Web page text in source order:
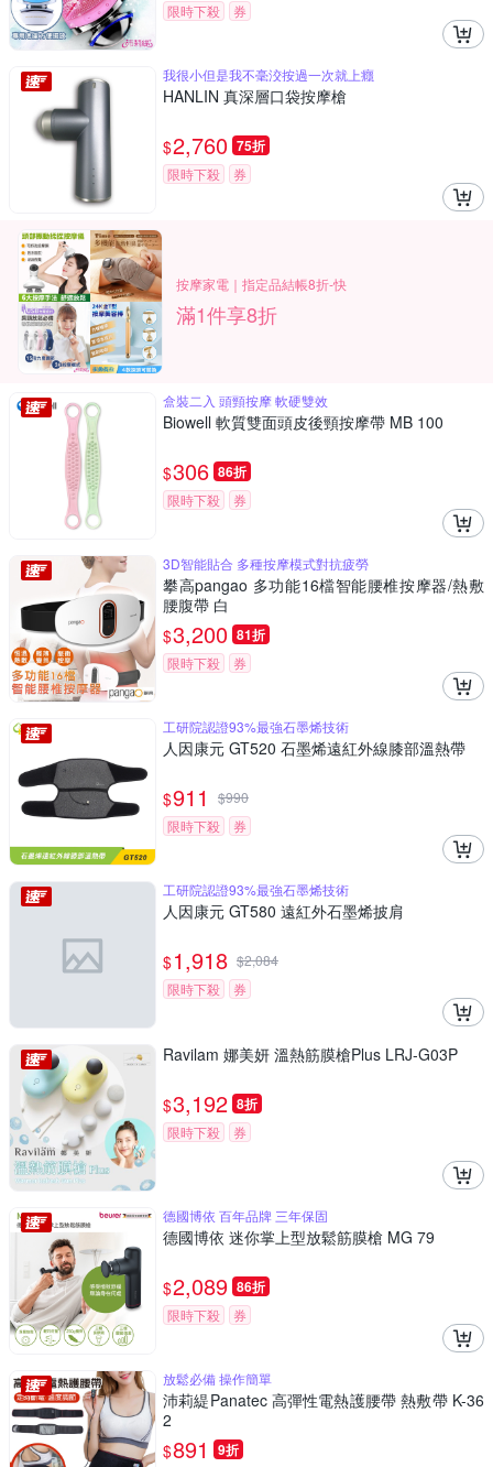
限時下殺
券
我很小但是我不毫洨按過一次就上癮
HANLIN 真深層口袋按摩槍
$2,760 75折
限時下殺 券
按摩家電｜指定品結帳8折-快
滿1件享8折
盒裝二入 頭頸按摩 軟硬雙效
Biowell 軟質雙面頭皮後頸按摩帶 MB 100
$306 86折
限時下殺 券
3D智能貼合 多種按摩模式對抗疲勞
攀高pangao 多功能16檔智能腰椎按摩器/熱敷
腰腹帶 白
$3,200 81折
限時下殺 券
工研院認證93%最強石墨烯技術
人因康元 GT520 石墨烯遠紅外線膝部溫熱帶
$911 $990
限時下殺
券
工研院認證93%最強石墨烯技術
人因康元 GT580 遠紅外石墨烯披肩
$1,918 $2,084
限時下殺
券
Ravilam 娜美妍 溫熱筋膜槍Plus LRJ-G03P
$3,192 8折
限時下殺 券
德國博依 百年品牌 三年保固
德國博依 迷你掌上型放鬆筋膜槍 MG 79
$2,089 86折
限時下殺 券
放鬆必備 操作簡單
沛莉緹Panatec 高彈性電熱護腰帶 熱敷帶 K-36
2
$891 9折